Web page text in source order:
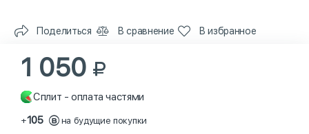
Поделиться В сравнение В избранное
1 050
Сплит - оплата частями
+105 на будущие покупки